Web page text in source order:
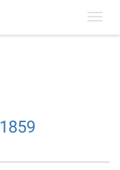
1859